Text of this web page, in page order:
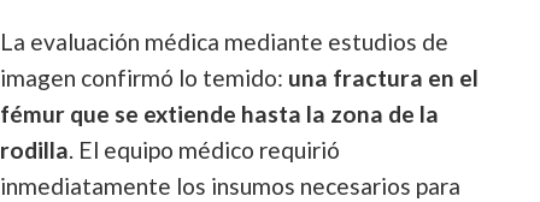
La evaluación médica mediante estudios de
imagen confirmó lo temido: una fractura en el
fémur que se extiende hasta la zona de la
rodilla. El equipo médico requirió
inmediatamente los insumos necesarios para